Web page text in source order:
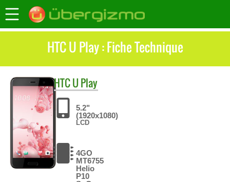
HTC U Play : Fiche Technique
HTCU Play
5.2"
(1920x1080)
LCD
4GO
MT6755
Helio
P10